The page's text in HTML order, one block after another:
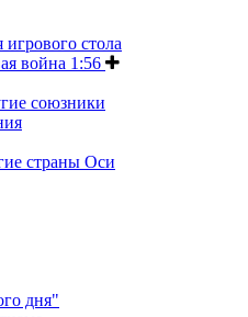
стола
война 1:56
союзники
страны Оси
дня"